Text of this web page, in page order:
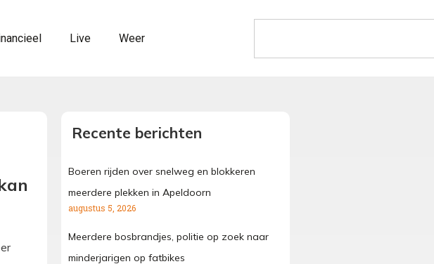
Live Weer
Recente berichten
Boeren rijden over snelweg en blokkeren
meerdere plekken in Apeldoorn
augustus 5, 2026
Meerdere bosbrandjes, politie op zoek naar
minderjarigen op fatbikes